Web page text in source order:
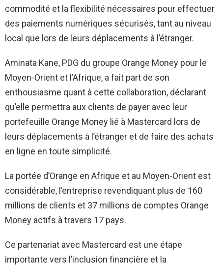
commodité et la flexibilité nécessaires pour effectuer
des paiements numériques sécurisés, tant au niveau
local que lors de leurs déplacements à l’étranger.
Aminata Kane, PDG du groupe Orange Money pour le
Moyen-Orient et l’Afrique, a fait part de son
enthousiasme quant à cette collaboration, déclarant
qu’elle permettra aux clients de payer avec leur
portefeuille Orange Money lié à Mastercard lors de
leurs déplacements à l’étranger et de faire des achats
en ligne en toute simplicité.
La portée d’Orange en Afrique et au Moyen-Orient est
considérable, l’entreprise revendiquant plus de 160
millions de clients et 37 millions de comptes Orange
Money actifs à travers 17 pays.
Ce partenariat avec Mastercard est une étape
importante vers l’inclusion financière et la